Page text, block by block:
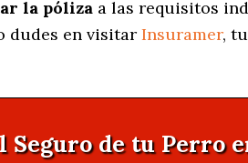
la póliza a las requisitos
dudes en visitar Insuramer,
Seguro de tu Perro